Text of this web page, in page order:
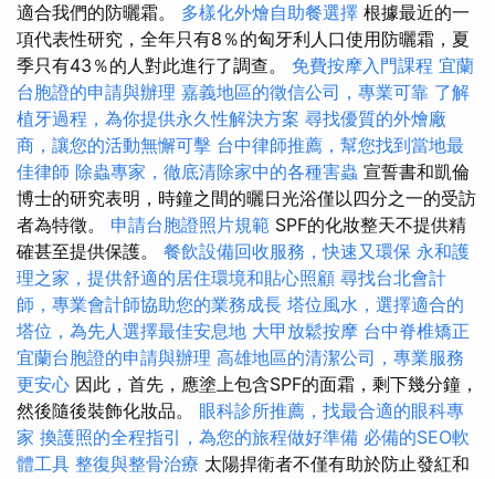
適合我們的防曬霜。 多樣化外燴自助餐選擇 根據最近的一
項代表性研究，全年只有8％的匈牙利人口使用防曬霜，夏
季只有43％的人對此進行了調查。 免費按摩入門課程 宜蘭
台胞證的申請與辦理 嘉義地區的徵信公司，專業可靠 了解
植牙過程，為你提供永久性解決方案 尋找優質的外燴廠
商，讓您的活動無懈可擊 台中律師推薦，幫您找到當地最
佳律師 除蟲專家，徹底清除家中的各種害蟲 宣誓書和凱倫
博士的研究表明，時鐘之間的曬日光浴僅以四分之一的受訪
者為特徵。 申請台胞證照片規範 SPF的化妝整天不提供精
確甚至提供保護。 餐飲設備回收服務，快速又環保 永和護
理之家，提供舒適的居住環境和貼心照顧 尋找台北會計
師，專業會計師協助您的業務成長 塔位風水，選擇適合的
塔位，為先人選擇最佳安息地 大甲放鬆按摩 台中脊椎矯正
宜蘭台胞證的申請與辦理 高雄地區的清潔公司，專業服務
更安心 因此，首先，應塗上包含SPF的面霜，剩下幾分鐘，
然後隨後裝飾化妝品。 眼科診所推薦，找最合適的眼科專
家 換護照的全程指引，為您的旅程做好準備 必備的SEO軟
體工具 整復與整骨治療 太陽捍衛者不僅有助於防止發紅和